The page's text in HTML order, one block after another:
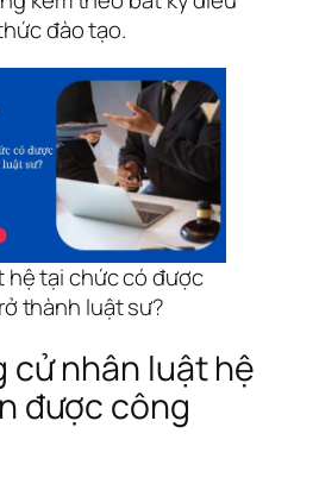
đào tạo.
hệ tại chức có được
thành luật sư?
cử nhân luật hệ
được công